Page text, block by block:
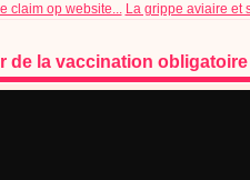
claim op website... La grippe aviaire et
de la vaccination obligatoire